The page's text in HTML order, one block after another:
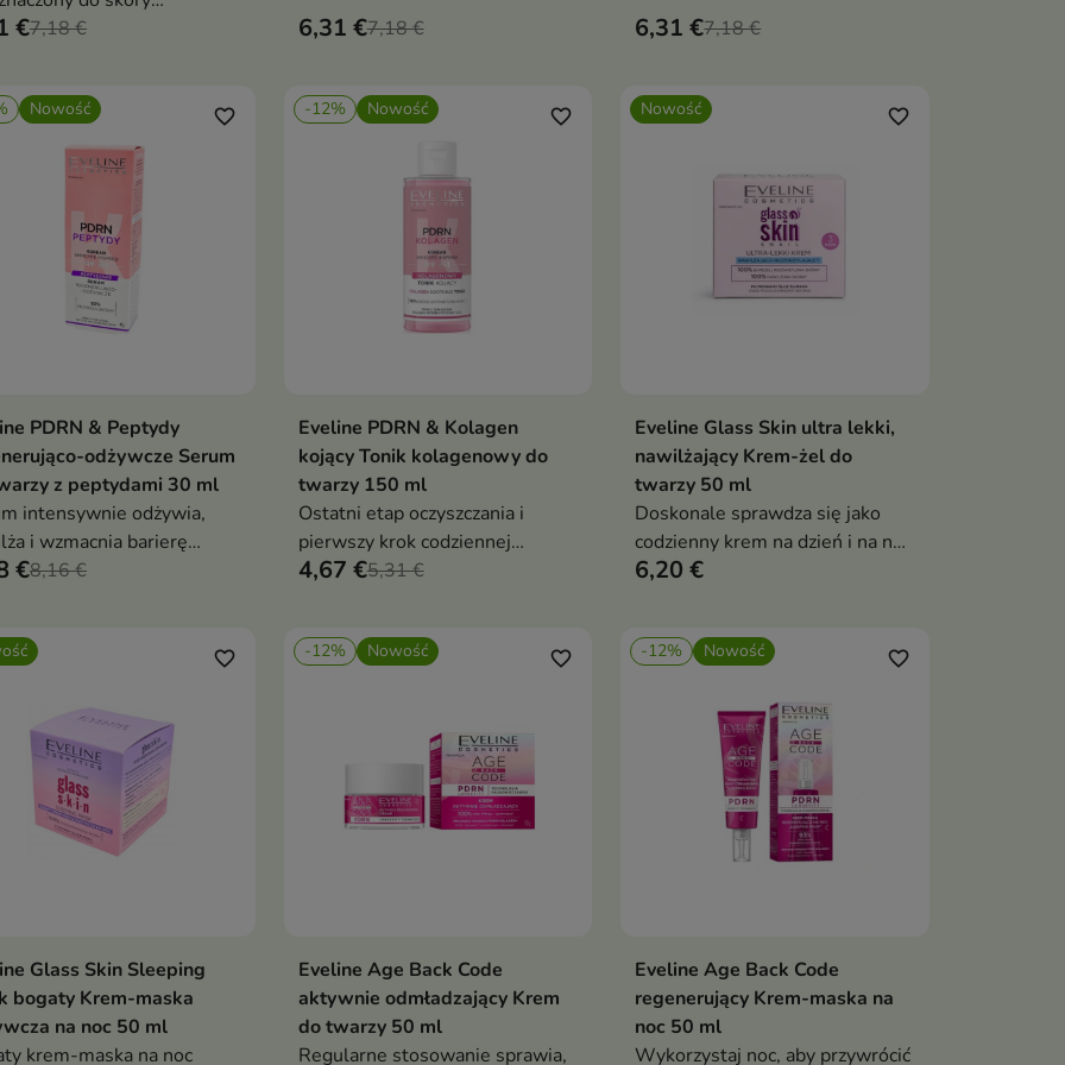
tłustej i
€7,18 €
odżywioną
6,31 €7,18 € 6,31 €7,18 €
Nowość
Dodaj do koszyka
favorite_border
PDRN & Peptydy
odżywcze Serum
z peptydami 30 ml
intensywnie odżywia,
i wzmacnia barierę
skóry
€8,16 €
-12% Nowość
Dodaj do koszyka
favorite_border
Eveline PDRN & Kolagen
kojący Tonik kolagenowy do
twarzy 150 ml
Ostatni etap oczyszczania i
pierwszy krok codziennej
pielęgnacji.
4,67 €5,31 €
Nowość
Dodaj do koszyka
favorite_border
Eveline Glass Skin ultra lekki,
nawilżający Krem-żel do
twarzy 50 ml
Doskonale sprawdza się jako
codzienny krem na dzień i na noc
oraz jako baza pod makijaż.
6,20 €
Dodaj do koszyka
favorite_border
Glass Skin Sleeping
bogaty Krem-maska
na noc 50 ml
krem-maska na noc
-12% Nowość
Dodaj do koszyka
favorite_border
Eveline Age Back Code
aktywnie odmładzający Krem
do twarzy 50 ml
Regularne stosowanie sprawia,
-12% Nowość
Dodaj do koszyka
favorite_border
Eveline Age Back Code
regenerujący Krem-maska na
noc 50 ml
Wykorzystaj noc, aby przywrócić